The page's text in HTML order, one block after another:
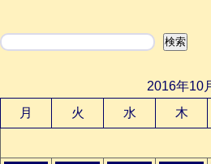
検索 検索
2016年10
月
火 水 木